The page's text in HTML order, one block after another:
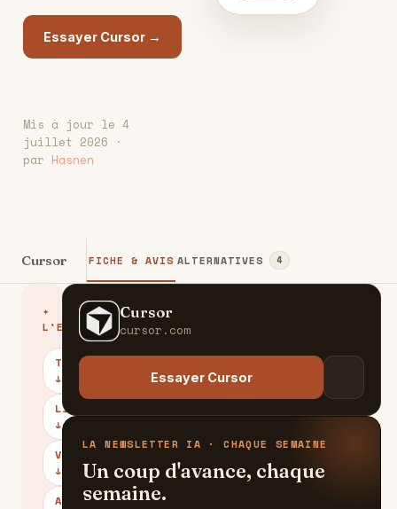
Essayer Cursor →
Mis à jour le 4
juillet 2026 ·
par Hasnen
Cursor FICHE & AVIS ALTERNATIVES 4
✦
L'ESSENTIEL
TARIFS
↓
LIMITES
↓
VERDICT
↓
ALTERNATIVES
C Cursor
cursor.com
Essayer Cursor
LA NEWSLETTER IA · CHAQUE SEMAINE
Un coup d'avance, chaque
semaine.